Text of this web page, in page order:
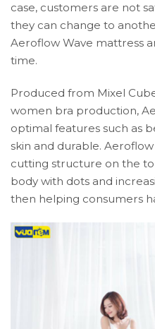
case, customers are not
they can change to
Aeroflow Wave mattress
time.
Produced from Mixel
women bra production,
optimal features such as
skin and durable.
cutting structure on the
body with dots and
then helping consumers